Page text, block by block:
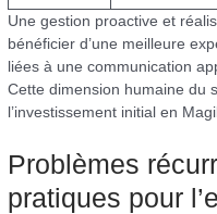
Une gestion proactive et
bénéficier d’une meilleure
liées à une communication
Cette dimension humaine du
l’investissement initial en
Problèmes
pratiques pour